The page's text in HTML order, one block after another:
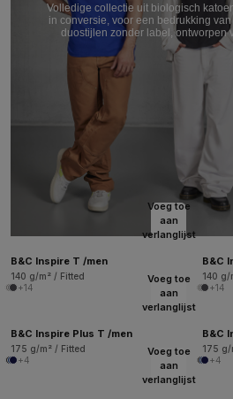
Volledige collectie uit biologisch
in conversie, voor een bedrukking
duostijlen zonder label, ontworpen
Voeg toe
aan
verlanglijst
B&C Inspire T /men
140 g/m² / Fitted
+14
B&C
140 g/
+14
Voeg toe
aan
verlanglijst
B&C Inspire Plus T /men
175 g/m² / Fitted
+4
B&C
175 g/
+4
Voeg toe
aan
verlanglijst